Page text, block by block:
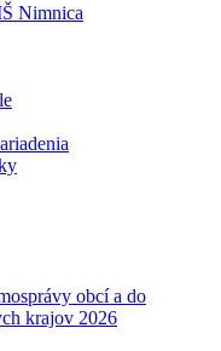
Nimnica
obcí a do
krajov 2026